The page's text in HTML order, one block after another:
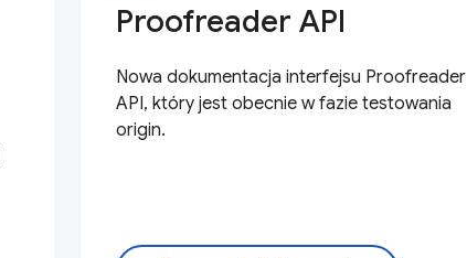
Proofreader API
Nowa dokumentacja interfejsu Proofreader
API, który jest obecnie w fazie testowania
origin.